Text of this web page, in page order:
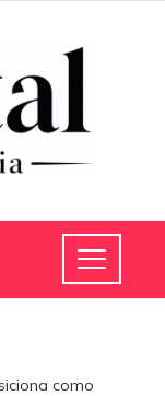
como